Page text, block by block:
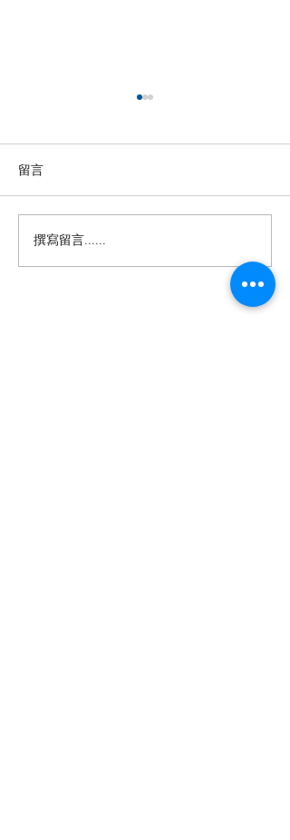
【羊城晚报】“科技+非遗”
引热议！第六届“广东文化
遗产保护与利用”学术座谈
留言
撰寫留言......